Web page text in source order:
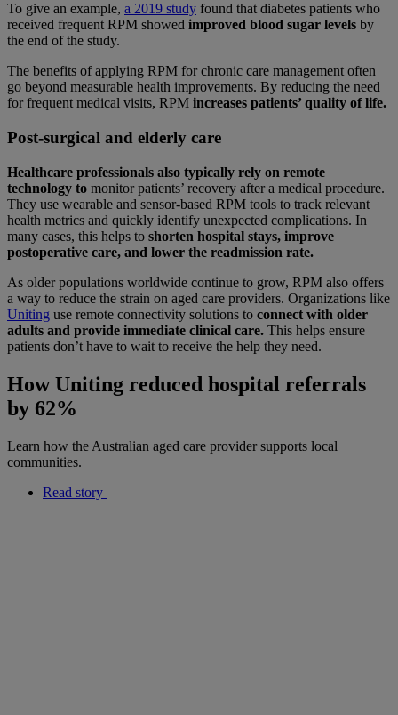
To give an example, a 2019 study found that diabetes patients who
received frequent RPM showed improved blood sugar levels by
the end of the study.
The benefits of applying RPM for chronic care management often
go beyond measurable health improvements. By reducing the need
for frequent medical visits, RPM increases patients’ quality of life.
Post-surgical and elderly care
Healthcare professionals also typically rely on remote
technology to monitor patients’ recovery after a medical procedure.
They use wearable and sensor-based RPM tools to track relevant
health metrics and quickly identify unexpected complications. In
many cases, this helps to shorten hospital stays, improve
postoperative care, and lower the readmission rate.
As older populations worldwide continue to grow, RPM also offers
a way to reduce the strain on aged care providers. Organizations like
Uniting use remote connectivity solutions to connect with older
adults and provide immediate clinical care. This helps ensure
patients don’t have to wait to receive the help they need.
How Uniting reduced hospital referrals
by 62%
Learn how the Australian aged care provider supports local
communities.
Read story